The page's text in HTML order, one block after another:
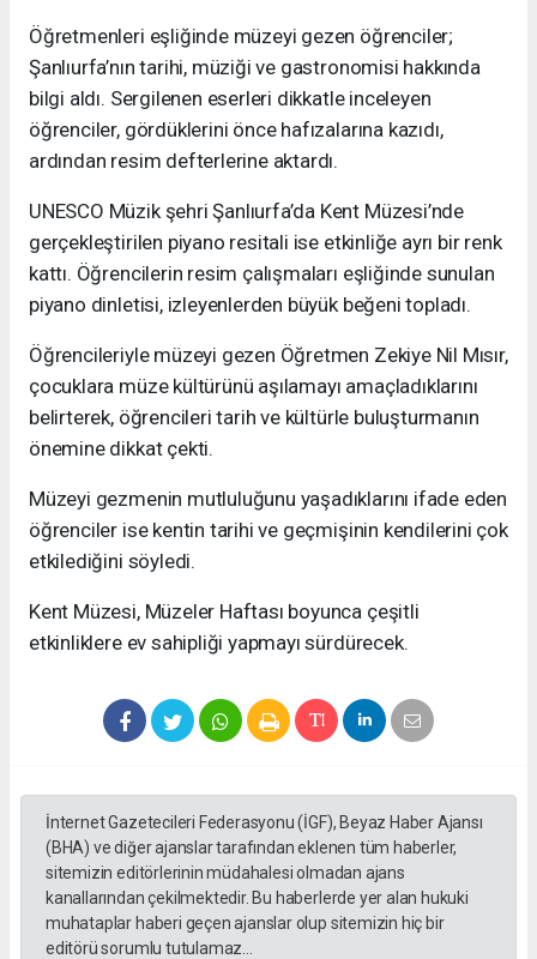
Öğretmenleri eşliğinde müzeyi gezen öğrenciler;
Şanlıurfa’nın tarihi, müziği ve gastronomisi hakkında
bilgi aldı. Sergilenen eserleri dikkatle inceleyen
öğrenciler, gördüklerini önce hafızalarına kazıdı,
ardından resim defterlerine aktardı.
UNESCO Müzik şehri Şanlıurfa’da Kent Müzesi’nde
gerçekleştirilen piyano resitali ise etkinliğe ayrı bir renk
kattı. Öğrencilerin resim çalışmaları eşliğinde sunulan
piyano dinletisi, izleyenlerden büyük beğeni topladı.
Öğrencileriyle müzeyi gezen Öğretmen Zekiye Nil Mısır,
çocuklara müze kültürünü aşılamayı amaçladıklarını
belirterek, öğrencileri tarih ve kültürle buluşturmanın
önemine dikkat çekti.
Müzeyi gezmenin mutluluğunu yaşadıklarını ifade eden
öğrenciler ise kentin tarihi ve geçmişinin kendilerini çok
etkilediğini söyledi.
Kent Müzesi, Müzeler Haftası boyunca çeşitli
etkinliklere ev sahipliği yapmayı sürdürecek.
İnternet Gazetecileri Federasyonu (İGF), Beyaz Haber Ajansı
(BHA) ve diğer ajanslar tarafından eklenen tüm haberler,
sitemizin editörlerinin müdahalesi olmadan ajans
kanallarından çekilmektedir. Bu haberlerde yer alan hukuki
muhataplar haberi geçen ajanslar olup sitemizin hiç bir
editörü sorumlu tutulamaz...